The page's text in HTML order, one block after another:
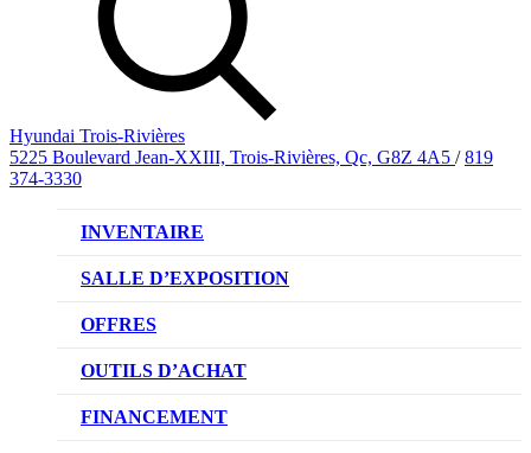
Hyundai Trois-Rivières
5225 Boulevard Jean-XXIII, Trois-Rivières, Qc, G8Z 4A5 / 819
374-3330
INVENTAIRE
VÉHICULES NEUFS
VÉHICULES D’OCCASION
SALLE D’EXPOSITION
OFFRES
OFFRE DE VÉHICULES NEUFS
OFFRES DU CONCESSIONNAIRE
OUTILS D’ACHAT
CL!QUEZ ET ACHETEZ HYUNDAI
FINANCEMENT